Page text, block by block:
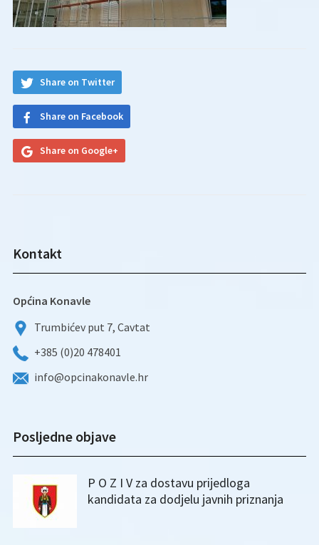
Share on Twitter
Share on Facebook
Share on Google+
Kontakt
Općina Konavle
Trumbićev put 7, Cavtat
+385 (0)20 478401
info@opcinakonavle.hr
Posljedne objave
P O Z I V za dostavu prijedloga
kandidata za dodjelu javnih priznanja